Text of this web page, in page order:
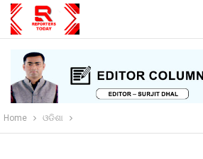
Home ଓଡିଶା